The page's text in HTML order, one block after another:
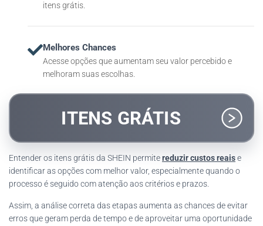
itens grátis.
Melhores Chances
Acesse opções que aumentam seu valor percebido e
melhoram suas escolhas.
ITENS GRÁTIS
Entender os itens grátis da SHEIN permitereduzir custos reaise
identificar as opções com melhor valor, especialmente quando o
processo é seguido com atenção aos critérios e prazos.
Assim, a análise correta das etapas aumenta as chances de evitar
erros que geram perda de tempo e de aproveitar uma oportunidade